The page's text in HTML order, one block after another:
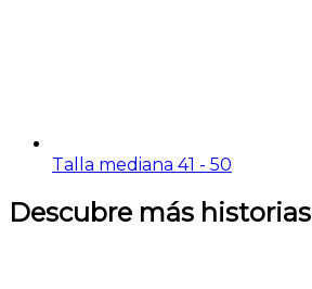
Talla mediana 41 - 50
Descubre más historias